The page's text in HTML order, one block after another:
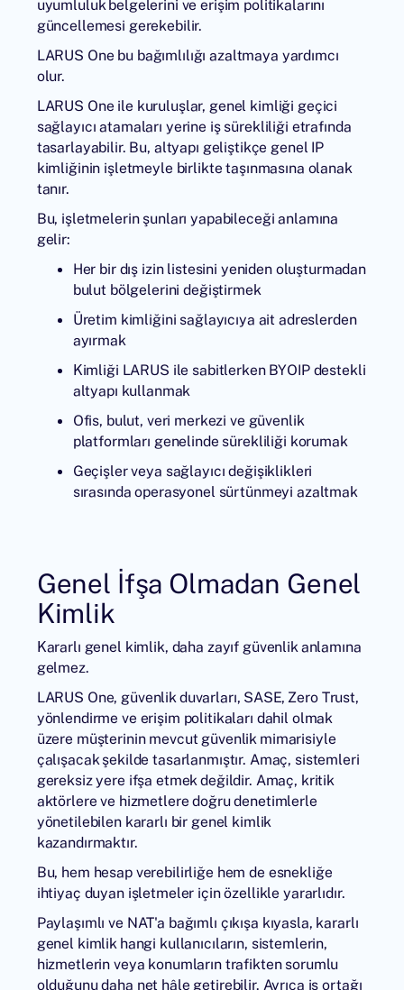
uyumluluk belgelerini ve erişim politikalarını
güncellemesi gerekebilir.
LARUS One bu bağımlılığı azaltmaya yardımcı
olur.
LARUS One ile kuruluşlar, genel kimliği geçici
sağlayıcı atamaları yerine iş sürekliliği etrafında
tasarlayabilir. Bu, altyapı geliştikçe genel IP
kimliğinin işletmeyle birlikte taşınmasına olanak
tanır.
Bu, işletmelerin şunları yapabileceği anlamına
gelir:
Her bir dış izin listesini yeniden oluşturmadan
bulut bölgelerini değiştirmek
Üretim kimliğini sağlayıcıya ait adreslerden
ayırmak
Kimliği LARUS ile sabitlerken BYOIP destekli
altyapı kullanmak
Ofis, bulut, veri merkezi ve güvenlik
platformları genelinde sürekliliği korumak
Geçişler veya sağlayıcı değişiklikleri
sırasında operasyonel sürtünmeyi azaltmak
Genel İfşa Olmadan Genel
Kimlik
Kararlı genel kimlik, daha zayıf güvenlik anlamına
gelmez.
LARUS One, güvenlik duvarları, SASE, Zero Trust,
yönlendirme ve erişim politikaları dahil olmak
üzere müşterinin mevcut güvenlik mimarisiyle
çalışacak şekilde tasarlanmıştır. Amaç, sistemleri
gereksiz yere ifşa etmek değildir. Amaç, kritik
aktörlere ve hizmetlere doğru denetimlerle
yönetilebilen kararlı bir genel kimlik
kazandırmaktır.
Bu, hem hesap verebilirliğe hem de esnekliğe
ihtiyaç duyan işletmeler için özellikle yararlıdır.
Paylaşımlı ve NAT'a bağımlı çıkışa kıyasla, kararlı
genel kimlik hangi kullanıcıların, sistemlerin,
hizmetlerin veya konumların trafikten sorumlu
olduğunu daha net hâle getirebilir. Ayrıca iş ortağı